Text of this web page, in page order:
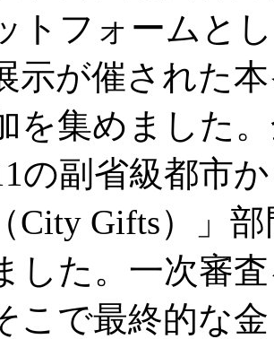
トフォームと
示が催された
を集めました
の副省級都市
City Gifts）」
した。一次審
こで最終的な